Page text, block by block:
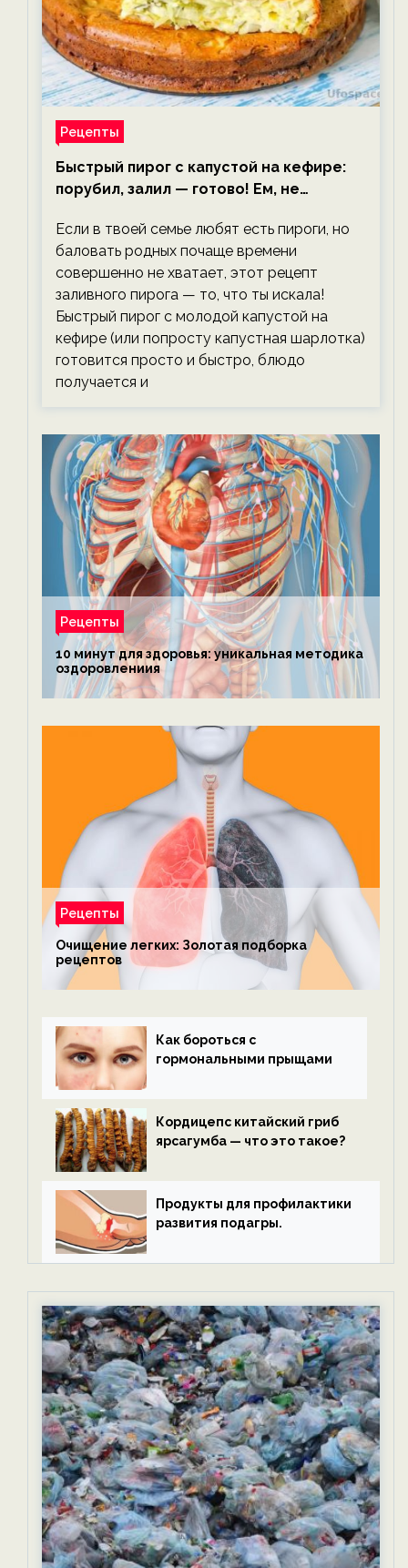
Рецепты
Быстрый пирог с капустой на кефире:
порубил, залил — готово! Ем, не
Если в твоей семье любят есть пироги, но
баловать родных почаще времени
совершенно не хватает, этот рецепт
заливного пирога — то, что ты искала!
Быстрый пирог с молодой капустой на
кефире (или попросту капустная шарлотка)
готовится просто и быстро, блюдо
получается и
Рецепты
10 минут для здоровья: уникальная методика
оздоровлениия
Рецепты
Очищение легких: Золотая подборка
рецептов
Как бороться с
гормональными прыщами
Кордицепс китайский гриб
ярсагумба — что это такое?
Продукты для профилактики
развития подагры.